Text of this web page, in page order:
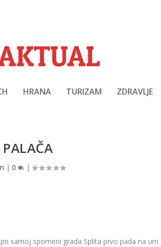
HRANA TURIZAM ZDRAVLJE
|0 |
samoj spomeni grada Splita prvo pada na um